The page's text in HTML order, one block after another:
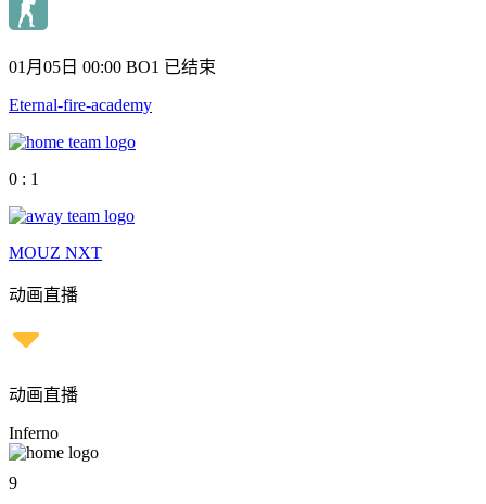
01月05日 00:00 BO1 已结束
Eternal-fire-academy
0 : 1
MOUZ NXT
动画直播
动画直播
Inferno
9